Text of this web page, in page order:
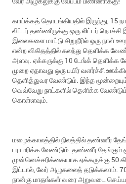
காய்க்கத் தொடங்கியதில் இருந்து, 15
லிட்டர் தண்ணீருக்கு ஒரு லிட்டர்
இலைகளை மாட்டு சிறுநீரில் ஒரு நாள்
என்ற விகிதத்தில் கலந்து தெளிக்க
அளவு. ஏக்கருக்கு 10 டேங்க் தெளிக்க
முறை ஏதாவது ஒரு பயிர் வளர்ச்சி
தெளித்துவர வேண்டும். இந்த
வெவ்வேறு நாட்களில் தெளிக்க
கொள்ளவும்.
மழைக்காலத்தில் நிலத்தில் தண்ணீர்
பராமரிக்க வேண்டும். தண்ணீர் தேங்கும்
முன்னெச்சரிக்கையாக ஏக்கருக்கு 50
இட்டால், வேர் அழுகலைத் தடுக்கலாம்.
நான்கு மாதங்கள் வரை அறுவடை